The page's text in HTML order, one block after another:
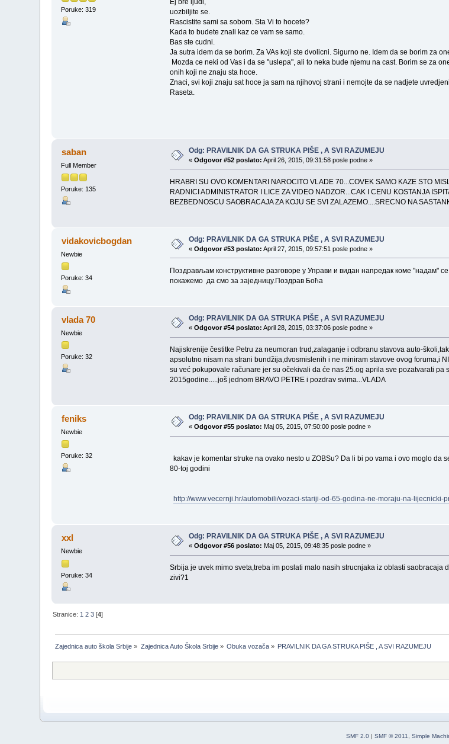
Poruke: 319
Ej bre ljudi,
uozbiljite se.
Rascistite sami sa sobom. Sta Vi to hocete?
Kada to budete znali kaz ce vam se samo.
Bas ste cudni.
Ja sutra idem da se borim. Za VAs koji ste dvolicni. Sigurno ne. Idem da se borim za
Mozda ce neki od Vas i da se "uslepa", ali to neka bude njemu na cast. Borim se za
onih koji ne znaju sta hoce.
Znaci, svi koji znaju sat hoce ja sam na njihovoj strani i nemojte da se nadjete
Raseta.
saban
Full Member
Poruke: 135
Odg: PRAVILNIK DA GA STRUKA PIŠE , A SVI RAZUMEJU
«Odgovor #52 poslato: April 26, 2015, 09:31:58 posle podne »
HRABRI SU OVO KOMENTARI NAROCITO VLADE 70...COVEK SAMO KAZE STO
RADNICI ADMINISTRATOR I LICE ZA VIDEO NADZOR...CAK I CENU KOSTANJA
BEZBEDNOSCU SAOBRACAJA ZA KOJU SE SVI ZALAZEMO....SRECNO NA
vidakovicbogdan
Newbie
Poruke: 34
Odg: PRAVILNIK DA GA STRUKA PIŠE , A SVI RAZUMEJU
«Odgovor #53 poslato: April 27, 2015, 09:57:51 posle podne »
Поздрављам конструктивне разговоре у Управи и видан напредак коме "надам"
покажемо да смо за заједницу.Поздрав Боћа
vlada 70
Newbie
Poruke: 32
Odg: PRAVILNIK DA GA STRUKA PIŠE , A SVI RAZUMEJU
«Odgovor #54 poslato: April 28, 2015, 03:37:06 posle podne »
Najiskrenije čestitke Petru za neumoran trud,zalaganje i odbranu stavova auto-
apsolutno nisam na strani bundžija,dvosmislenih i ne miniram stavove ovog foruma,i
su već pokupovale računare jer su očekivali da će nas 25.og aprila sve pozatvarati
2015godine.....još jednom BRAVO PETRE i pozdrav svima...VLADA
feniks
Newbie
Poruke: 32
Odg: PRAVILNIK DA GA STRUKA PIŠE , A SVI RAZUMEJU
«Odgovor #55 poslato: Maj 05, 2015, 07:50:00 posle podne »
kakav je komentar struke na ovako nesto u ZOBSu? Da li bi po vama i ovo moglo
80-toj godini
http://www.vecernji.hr/automobili/vozaci-stariji-od-65-godina-ne-moraju-na-lijecnicki-
xxl
Newbie
Poruke: 34
Odg: PRAVILNIK DA GA STRUKA PIŠE , A SVI RAZUMEJU
«Odgovor #56 poslato: Maj 05, 2015, 09:48:35 posle podne »
Srbija je uvek mimo sveta,treba im poslati malo nasih strucnjaka iz oblasti
zivi?1
Stranice: 1 2 3 [4]
Zajednica auto škola Srbije » Zajednica Auto Škola Srbije» Obuka vozača » PRAVILNIK DA GA STRUKA PIŠE , A SVI RAZUMEJU
SMF 2.0 | SMF © 2011
Simple